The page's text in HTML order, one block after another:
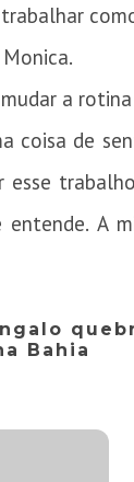
a
de
esse
entende. A
Bahia